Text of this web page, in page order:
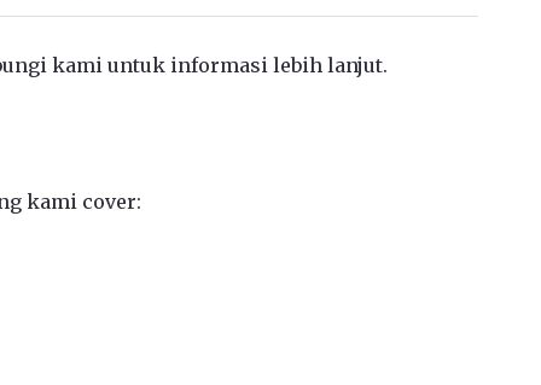
kami untuk informasi lebih lanjut.
kami cover: